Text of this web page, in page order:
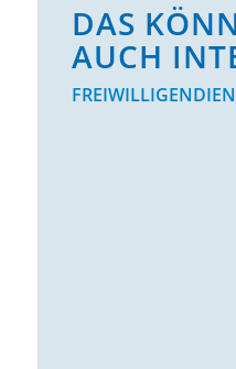
DAS
AUCH